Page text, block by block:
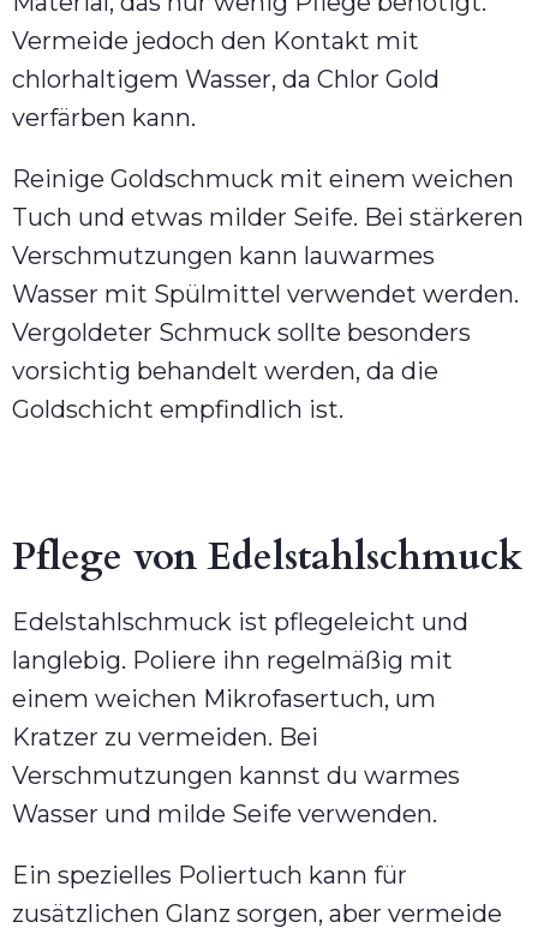
Vermeide jedoch den Kontakt mit
chlorhaltigem Wasser, da Chlor Gold
verfärben kann.
Reinige Goldschmuck mit einem weichen
Tuch und etwas milder Seife. Bei stärkeren
Verschmutzungen kann lauwarmes
Wasser mit Spülmittel verwendet werden.
Vergoldeter Schmuck sollte besonders
vorsichtig behandelt werden, da die
Goldschicht empfindlich ist.
Pflege von Edelstahlschmuck
Edelstahlschmuck ist pflegeleicht und
langlebig. Poliere ihn regelmäßig mit
einem weichen Mikrofasertuch, um
Kratzer zu vermeiden. Bei
Verschmutzungen kannst du warmes
Wasser und milde Seife verwenden.
Ein spezielles Poliertuch kann für
zusätzlichen Glanz sorgen, aber vermeide